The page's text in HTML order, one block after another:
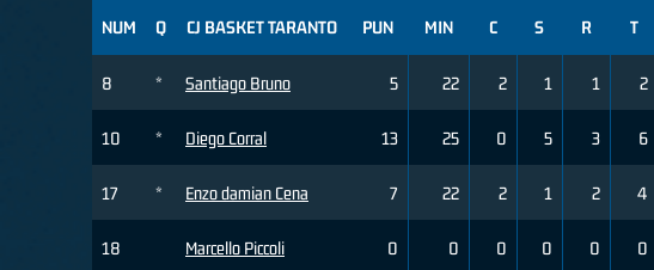
NUM Q CJ BASKET TARANTO
8 * Santiago Bruno
10 * Diego Corral
17 * Enzo damian Cena
18 Marcello Piccoli
PUN MIN C S R T
5 22 2 1 1 2
13 25 0 5 3 6
7 22 2 1 2 4
0 0 0 0 0 0